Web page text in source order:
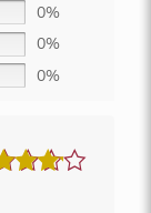
0%
0%
0%